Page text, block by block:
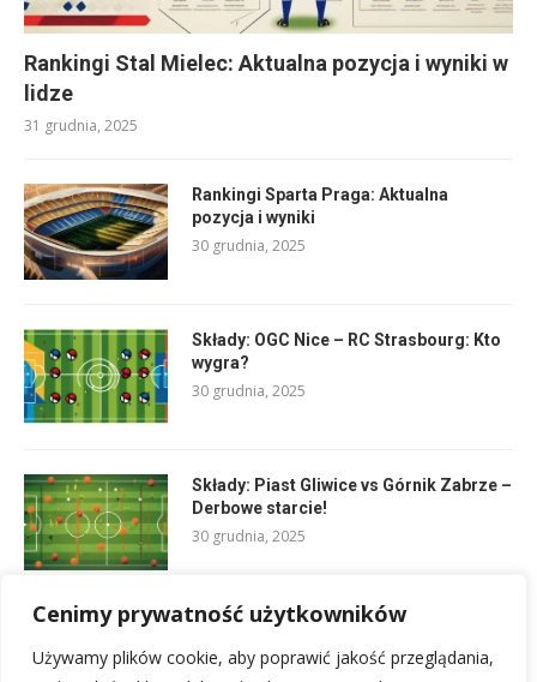
Cenimy prywatność użytkowników
Używamy plików cookie, aby poprawić jakość przeglądania,
Rankingi Stal Mielec: Aktualna pozycja i wyniki w
lidze
31 grudnia, 2025
Rankingi Sparta Praga: Aktualna
pozycja i wyniki
30 grudnia, 2025
Składy: OGC Nice – RC Strasbourg: Kto
wygra?
30 grudnia, 2025
Składy: Piast Gliwice vs Górnik Zabrze –
Derbowe starcie!
30 grudnia, 2025
Podziękowania za współpracę z
humorem: fajne cytaty na odejście z